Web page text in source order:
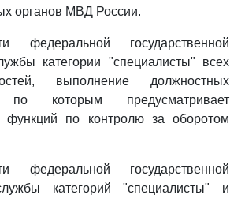
органов МВД России.
федеральной государственной
категории "специалисты" всех
выполнение должностных
по которым предусматривает
функций по контролю за оборотом
федеральной государственной
категорий "специалисты" и